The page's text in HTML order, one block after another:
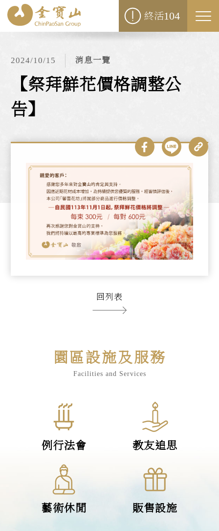
終活104
2024/10/15 消息一覽
【祭拜鮮花價格調整公
告】
回列表
園區設施及服務
Facilities and Services
例行法會 教友追思
藝術休閒 販售設施